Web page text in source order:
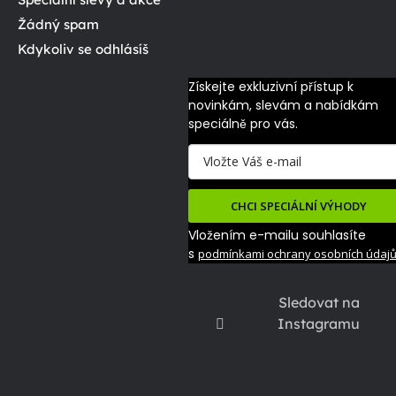
Sledovat na
Instagramu
Žádný spam
Kdykoliv se odhlásíš
Získejte exkluzivní přístup k
novinkám, slevám a nabídkám
speciálně pro vás.
CHCI SPECIÁLNÍ VÝHODY
Vložením e-mailu souhlasíte
s podmínkami ochrany osobních údajů